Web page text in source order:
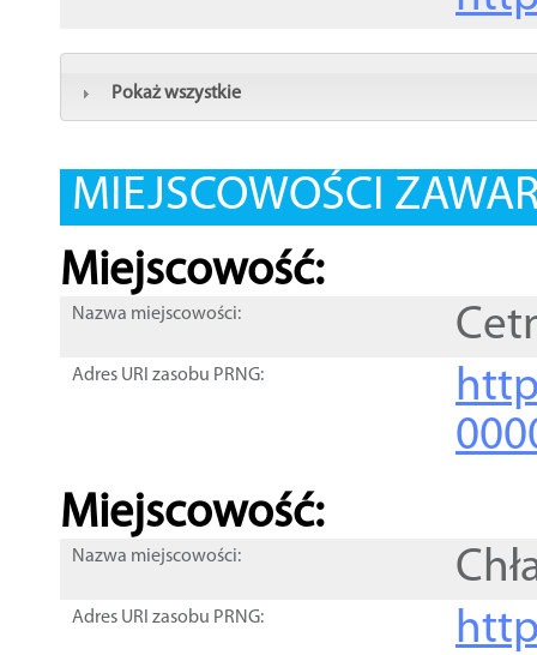
Pokaż wszystkie
MIEJSCOWOŚCI
Miejscowość:
Nazwa miejscowości:
Adres URI zasobu PRNG:
Miejscowość:
Nazwa miejscowości:
Adres URI zasobu PRNG: